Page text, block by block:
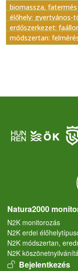
biomassza, fatermés
élőhely: gyertyános-
erdőszerkezet:
módszertan:
Natura2000
N2K monitorozás
N2K erdei
N2K módszertan,
N2K
User account menu
Bejelentkezés